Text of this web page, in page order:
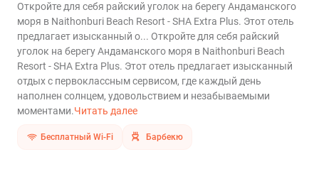
Откройте для себя райский уголок на берегу Андаманского
моря в Naithonburi Beach Resort - SHA Extra Plus. Этот отель
предлагает изысканный о... Откройте для себя райский
уголок на берегу Андаманского моря в Naithonburi Beach
Resort - SHA Extra Plus. Этот отель предлагает изысканный
отдых с первоклассным сервисом, где каждый день
наполнен солнцем, удовольствием и незабываемыми
моментами.Читать далее
Бесплатный Wi-Fi Барбекю